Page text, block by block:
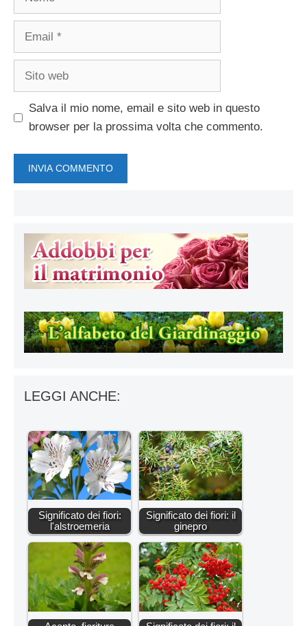
Email
Sito
Salva il mio nome, email e sito web in questo
browser per la prossima volta che commento.
LEGGI ANCHE:
Significato dei fiori:
l'alstroemeria
Significato dei fiori: il
ginepro